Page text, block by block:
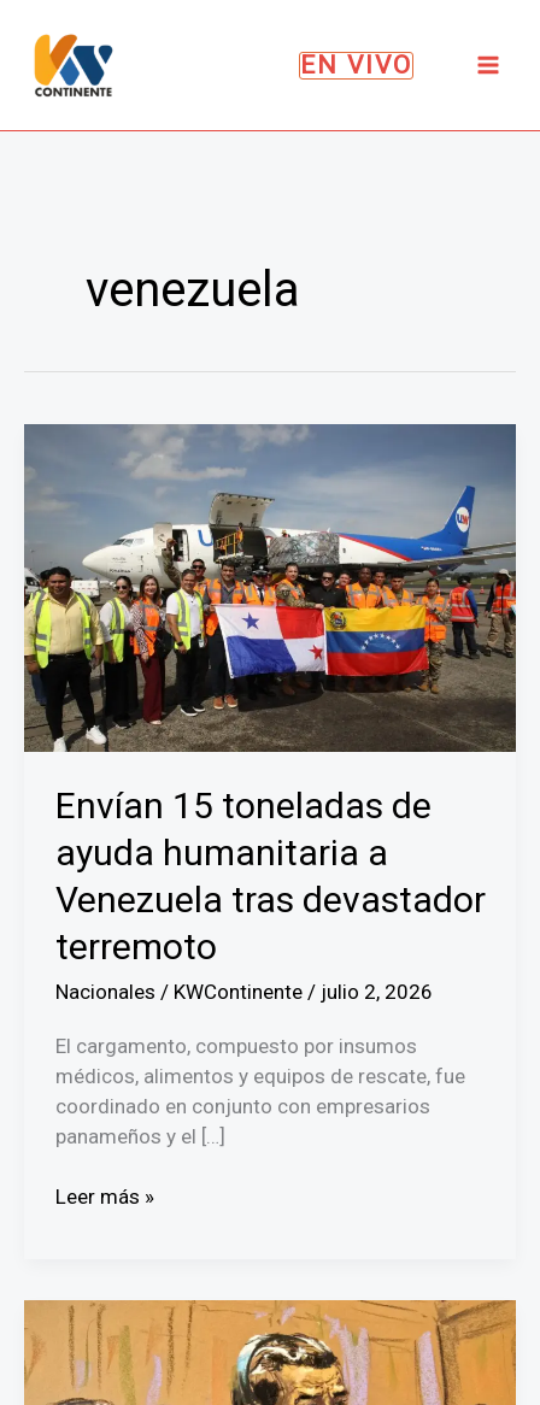
contenido
EN VIVO
venezuela
Envían 15 toneladas de
ayuda humanitaria a
Venezuela tras devastador
terremoto
Nacionales / KWContinente / julio 2, 2026
El cargamento, compuesto por insumos
médicos, alimentos y equipos de rescate, fue
coordinado en conjunto con empresarios
panameños y el […]
Envían
ayuda
humanitaria
Leer más »